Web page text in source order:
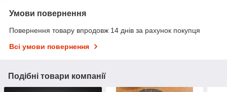
Умови повернення
Повернення товару впродовж 14 днів за рахунок покупця
Всі умови повернення
Подібні товари компанії